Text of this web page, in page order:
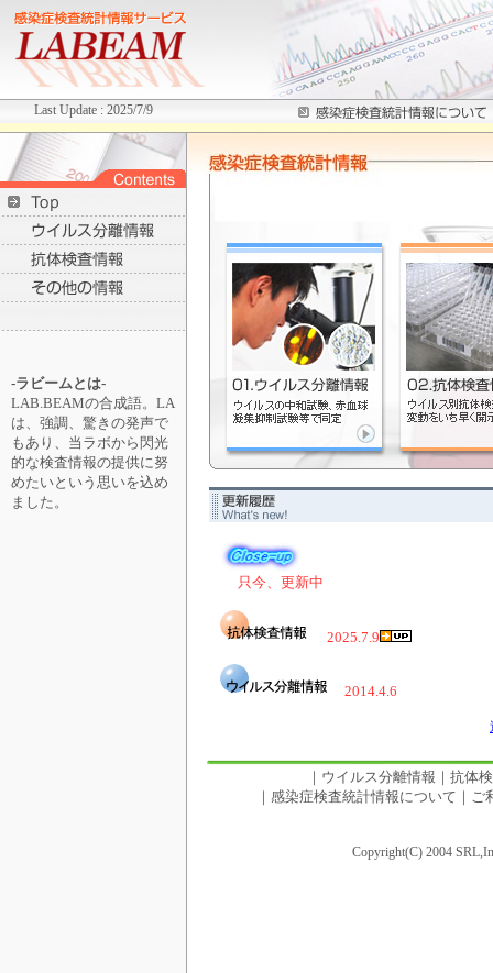
Last Update : 2025/7/9
-ラビームとは-
LAB.BEAMの合成語。LA
は、強調、驚きの発声で
もあり、当ラボから閃光
的な検査情報の提供に努
めたいという思いを込め
ました。
只今、更新中
2025.7.9
2014.4.6
｜ ウイルス分離情報 ｜ 抗体
｜ 感染症検査統計情報について ｜ ご
Copyright(C) 2004